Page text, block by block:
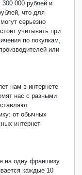
300 000рублей и
что для
серьезно
учитывать при
по покупкам,
или
нам в интернете
нас с разными
от обычных
интернет-
на одну франшизу
каждые 10